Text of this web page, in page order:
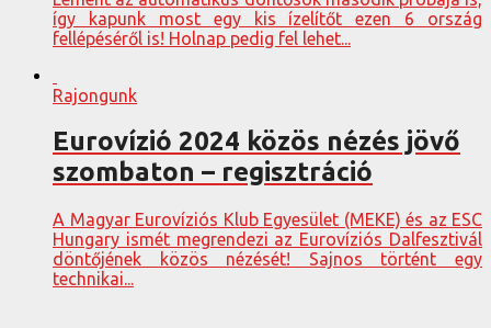
így kapunk most egy kis ízelítőt ezen 6 ország
fellépéséről is! Holnap pedig fel lehet...
Rajongunk
Eurovízió 2024 közös nézés jövő
szombaton – regisztráció
A Magyar Eurovíziós Klub Egyesület (MEKE) és az ESC
Hungary ismét megrendezi az Eurovíziós Dalfesztivál
döntőjének közös nézését! Sajnos történt egy
technikai...